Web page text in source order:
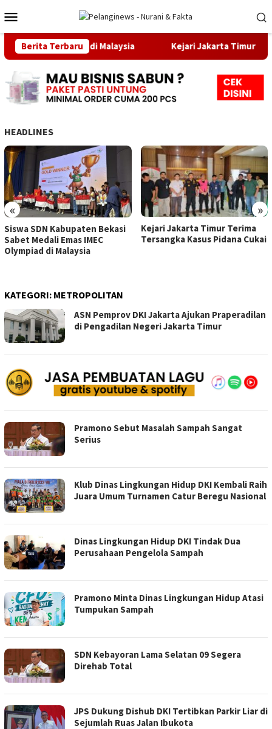
ke
kontenMobile
Berita Terbaru
Olympiad di Malaysia Kejari Jakarta Timur Terima
HEADLINES
« »
Siswa SDN Kabupaten Bekasi
Sabet Medali Emas IMEC
Olympiad di Malaysia
Kejari Jakarta Timur Terima
Tersangka Kasus Pidana Cukai
KATEGORI: METROPOLITAN
ASN Pemprov DKI Jakarta Ajukan Praperadilan
di Pengadilan Negeri Jakarta Timur
Pramono Sebut Masalah Sampah Sangat
Serius
Klub Dinas Lingkungan Hidup DKI Kembali Raih
Juara Umum Turnamen Catur Beregu Nasional
Dinas Lingkungan Hidup DKI Tindak Dua
Perusahaan Pengelola Sampah
Pramono Minta Dinas Lingkungan Hidup Atasi
Tumpukan Sampah
SDN Kebayoran Lama Selatan 09 Segera
Direhab Total
JPS Dukung Dishub DKI Tertibkan Parkir Liar di
Sejumlah Ruas Jalan Ibukota